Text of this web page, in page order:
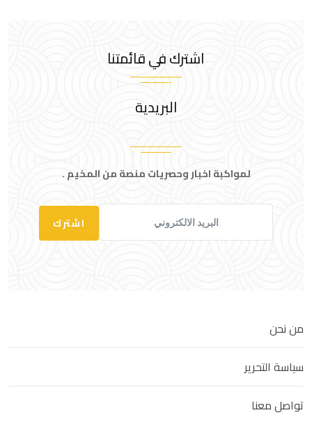
اشترك في قائمتنا
البريدية
لمواكبة اخبار وحصريات منصة من المخيم .
اشترك
من نحن
سياسة التحرير
تواصل معنا